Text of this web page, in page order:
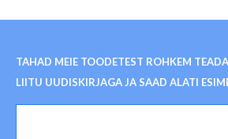
TAHAD MEIE TOODETEST ROHKEM
LIITU UUDISKIRJAGA JA SAAD ALATI